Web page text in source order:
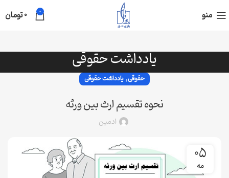
منو 0
0تومان
یادداشت حقوقی
حقوقی, یادداشت حقوقی
نحوه تقسیم ارث بین ورثه
ادمین
05
مه